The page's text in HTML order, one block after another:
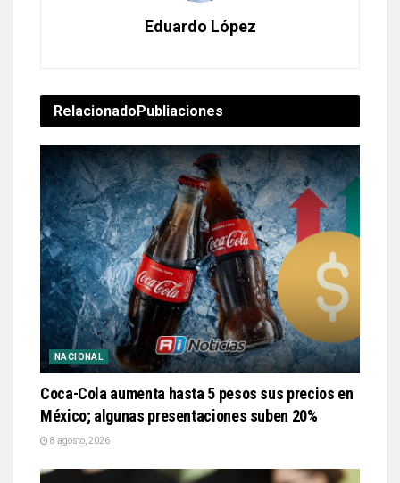
Eduardo López
RelacionadoPubliaciones
NACIONAL
Coca-Cola aumenta hasta 5 pesos sus precios en
México; algunas presentaciones suben 20%
8 agosto, 2026